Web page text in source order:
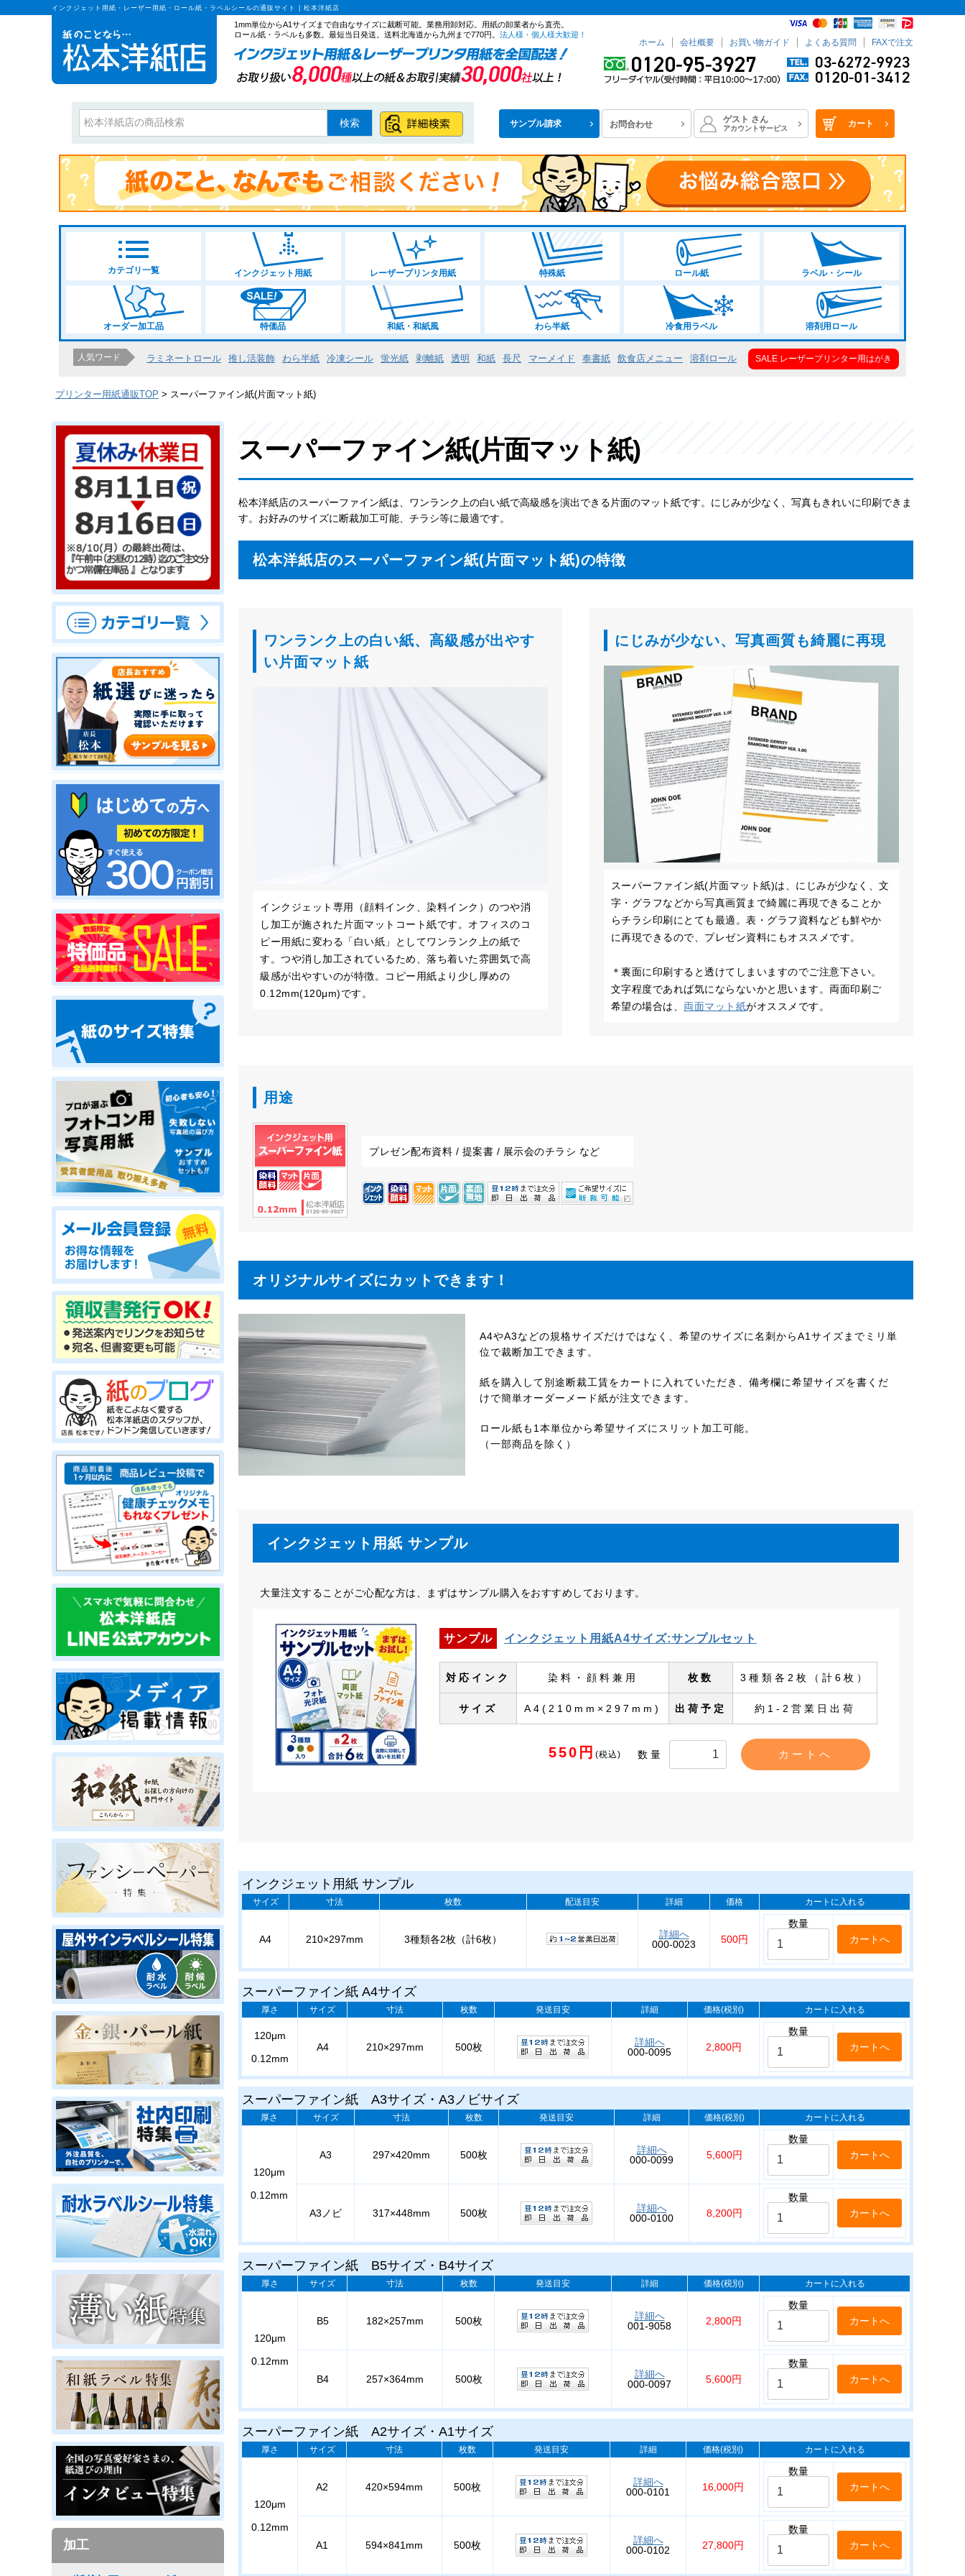
インクジェット用紙・レーザー用紙・ロール紙・ラベルシールの通販サイト | 松本洋紙店
1mm単位からA1サイズまで自由なサイズに裁断可能。業務用卸対応。用紙の卸業者から直売。
ロール紙・ラベルも多数。最短当日発送。送料北海道から九州まで770円。 法人様・個人様大歓迎！
ホーム 会社概要 お買い物ガイド よくある質問 FAXで注文
サンプル請求 お問合わせ ゲスト さん
アカウントサービス カート
検索
カテゴリ一覧 インクジェット用紙 レーザープリンタ用紙 特殊紙 ロール紙 ラベル・シール
オーダー加工品 特価品 和紙・和紙風 わら半紙 冷食用ラベル 溶剤用ロール
人気ワード ラミネートロール 推し活装飾 わら半紙 冷凍シール 蛍光紙 剥離紙 透明 和紙 長尺 マーメイド 奉書紙 飲食店メニュー 溶剤ロール SALE レーザープリンター用はがき
プリンター用紙通販TOP スーパーファイン紙(片面マット紙)
加工
スーパーファイン紙(片面マット紙)
松本洋紙店のスーパーファイン紙は、ワンランク上の白い紙で高級感を演出できる片面のマット紙です。にじみが少なく、写真もきれいに印刷できま
す。お好みのサイズに断裁加工可能、チラシ等に最適です。
松本洋紙店のスーパーファイン紙(片面マット紙)の特徴
ワンランク上の白い紙、高級感が出やす
い片面マット紙
インクジェット専用（顔料インク、染料インク）のつや消
し加工が施された片面マットコート紙です。オフィスのコ
ピー用紙に変わる「白い紙」としてワンランク上の紙で
す。つや消し加工されているため、落ち着いた雰囲気で高
級感が出やすいのが特徴。コピー用紙より少し厚めの
0.12mm(120μm)です。
にじみが少ない、写真画質も綺麗に再現
スーパーファイン紙(片面マット紙)は、にじみが少なく、文
字・グラフなどから写真画質まで綺麗に再現できることか
らチラシ印刷にとても最適。表・グラフ資料なども鮮やか
に再現できるので、プレゼン資料にもオススメです。
＊裏面に印刷すると透けてしまいますのでご注意下さい。
文字程度であれば気にならないかと思います。両面印刷ご
希望の場合は、 両面マット紙がオススメです。
用途
プレゼン配布資料 / 提案書 / 展示会のチラシ など
オリジナルサイズにカットできます！
A4やA3などの規格サイズだけではなく、希望のサイズに名刺からA1サイズまでミリ単
位で裁断加工できます。
紙を購入して別途断裁工賃をカートに入れていただき、備考欄に希望サイズを書くだ
けで簡単オーダーメード紙が注文できます。
ロール紙も1本単位から希望サイズにスリット加工可能。
（一部商品を除く）
インクジェット用紙 サンプル
大量注文することがご心配な方は、まずはサンプル購入をおすすめしております。
サンプル インクジェット用紙A4サイズ:サンプルセット
対応インク 染料・顔料兼用 枚数 3種類各2枚（計6枚）
サイズ A4(210mm×297mm) 出荷予定 約1-2営業日出荷
550円 (税込) 数量
インクジェット用紙 サンプル
サイズ 寸法 枚数 配送目安 詳細 価格 カートに入れる
A4 210×297mm 3種類各2枚（計6枚）
詳細へ
000-0023
500円
数量
スーパーファイン紙 A4サイズ
厚さ サイズ 寸法 枚数 発送目安 詳細 価格(税別) カートに入れる
120μm
0.12mm
A4 210×297mm 500枚
詳細へ
000-0095
2,800円
数量
スーパーファイン紙 A3サイズ・A3ノビサイズ
厚さ サイズ 寸法 枚数 発送目安 詳細 価格(税別) カートに入れる
120μm
0.12mm
A3 297×420mm 500枚
詳細へ
000-0099
5,600円
数量
A3ノビ 317×448mm 500枚
詳細へ
000-0100
8,200円
数量
スーパーファイン紙 B5サイズ・B4サイズ
厚さ サイズ 寸法 枚数 発送目安 詳細 価格(税別) カートに入れる
120μm
0.12mm
B5 182×257mm 500枚
詳細へ
001-9058
2,800円
数量
B4 257×364mm 500枚
詳細へ
000-0097
5,600円
数量
スーパーファイン紙 A2サイズ・A1サイズ
厚さ サイズ 寸法 枚数 発送目安 詳細 価格(税別) カートに入れる
120μm
0.12mm
A2 420×594mm 500枚
詳細へ
000-0101
16,000円
数量
A1 594×841mm 500枚
詳細へ
000-0102
27,800円
数量